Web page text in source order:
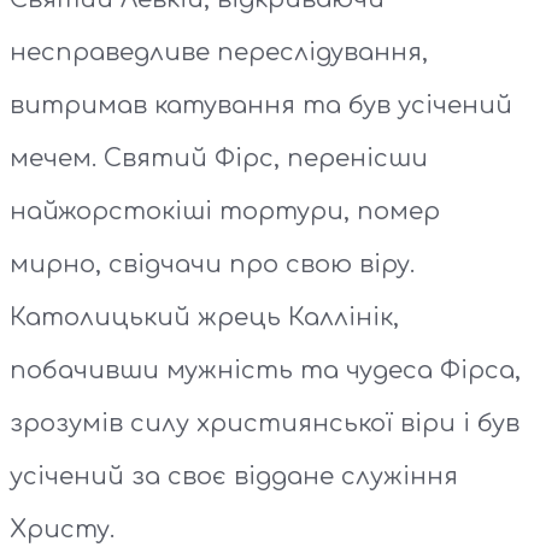
несправедливе переслідування,
витримав катування та був усічений
мечем. Святий Фірс, перенісши
найжорстокіші тортури, помер
мирно, свідчачи про свою віру.
Католицький жрець Каллінік,
побачивши мужність та чудеса Фірса,
зрозумів силу християнської віри і був
усічений за своє віддане служіння
Христу.